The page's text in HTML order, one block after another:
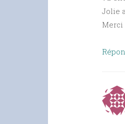
Jolie
Merci